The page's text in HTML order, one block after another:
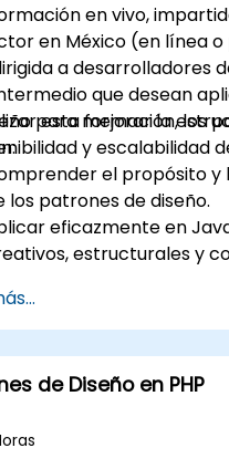
en vivo,
en México (en línea
a desarrolladores
que desean
para mejorar la
y escalabilidad
esta formación, los
el propósito y
los patrones de diseño.
eficazmente en
estructurales y
del código.
bases de
el uso de
de Diseño en PHP